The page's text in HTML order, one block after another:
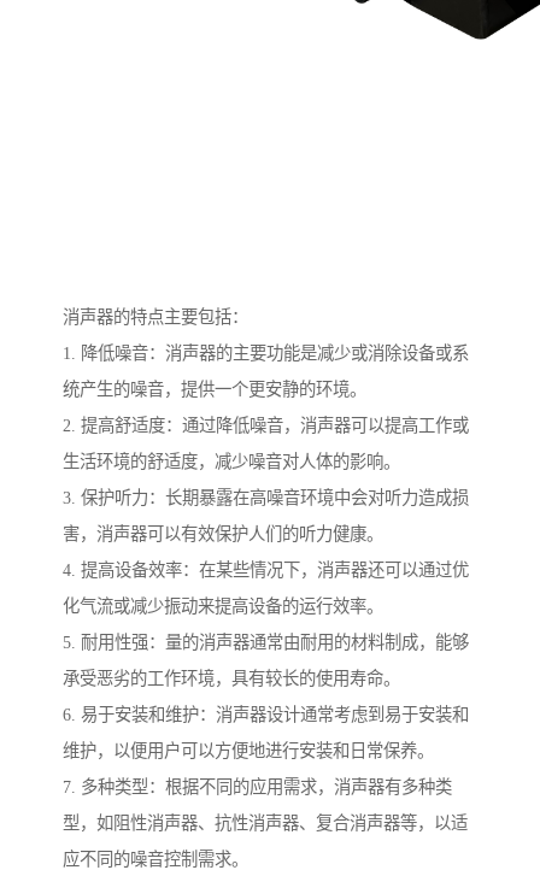
消声器的特点主要包括：
1. 降低噪音：消声器的主要功能是减少或消除设备或系
统产生的噪音，提供一个更安静的环境。
2. 提高舒适度：通过降低噪音，消声器可以提高工作或
生活环境的舒适度，减少噪音对人体的影响。
3. 保护听力：长期暴露在高噪音环境中会对听力造成损
害，消声器可以有效保护人们的听力健康。
4. 提高设备效率：在某些情况下，消声器还可以通过优
化气流或减少振动来提高设备的运行效率。
5. 耐用性强：量的消声器通常由耐用的材料制成，能够
承受恶劣的工作环境，具有较长的使用寿命。
6. 易于安装和维护：消声器设计通常考虑到易于安装和
维护，以便用户可以方便地进行安装和日常保养。
7. 多种类型：根据不同的应用需求，消声器有多种类
型，如阻性消声器、抗性消声器、复合消声器等，以适
应不同的噪音控制需求。